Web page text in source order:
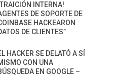
INTERNA!
DE SOPORTE DE
HACKEARON
DE CLIENTES”
HACKER SE DELATÓ A SÍ
CON UNA
EN GOOGLE –